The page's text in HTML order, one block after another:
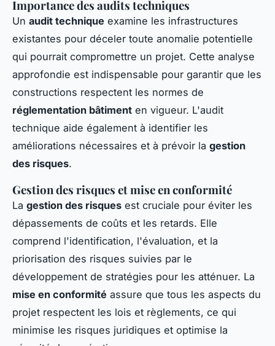
Importance des audits techniques
Un audit technique examine les infrastructures
existantes pour déceler toute anomalie potentielle
qui pourrait compromettre un projet. Cette analyse
approfondie est indispensable pour garantir que les
constructions respectent les normes de
réglementation bâtiment en vigueur. L'audit
technique aide également à identifier les
améliorations nécessaires et à prévoir la gestion
des risques.
Gestion des risques et mise en conformité
La gestion des risques est cruciale pour éviter les
dépassements de coûts et les retards. Elle
comprend l'identification, l'évaluation, et la
priorisation des risques suivies par le
développement de stratégies pour les atténuer. La
mise en conformité assure que tous les aspects du
projet respectent les lois et règlements, ce qui
minimise les risques juridiques et optimise la